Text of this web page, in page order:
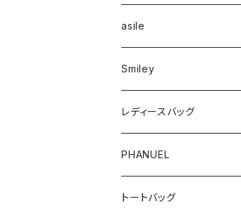
asile
Smiley
レディースバッグ
PHANUEL
トートバッグ